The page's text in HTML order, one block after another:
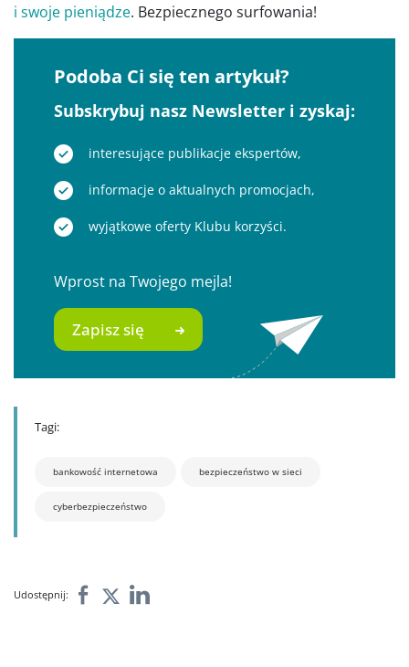
i swoje pieniądze. Bezpiecznego surfowania!
Podoba Ci się ten artykuł?
Subskrybuj nasz Newsletter i zyskaj:
interesujące publikacje ekspertów,
informacje o aktualnych promocjach,
wyjątkowe oferty Klubu korzyści.
Wprost na Twojego mejla!
Zapisz się
Tagi:
bankowość internetowa bezpieczeństwo w sieci
cyberbezpieczeństwo
Udostępnij: